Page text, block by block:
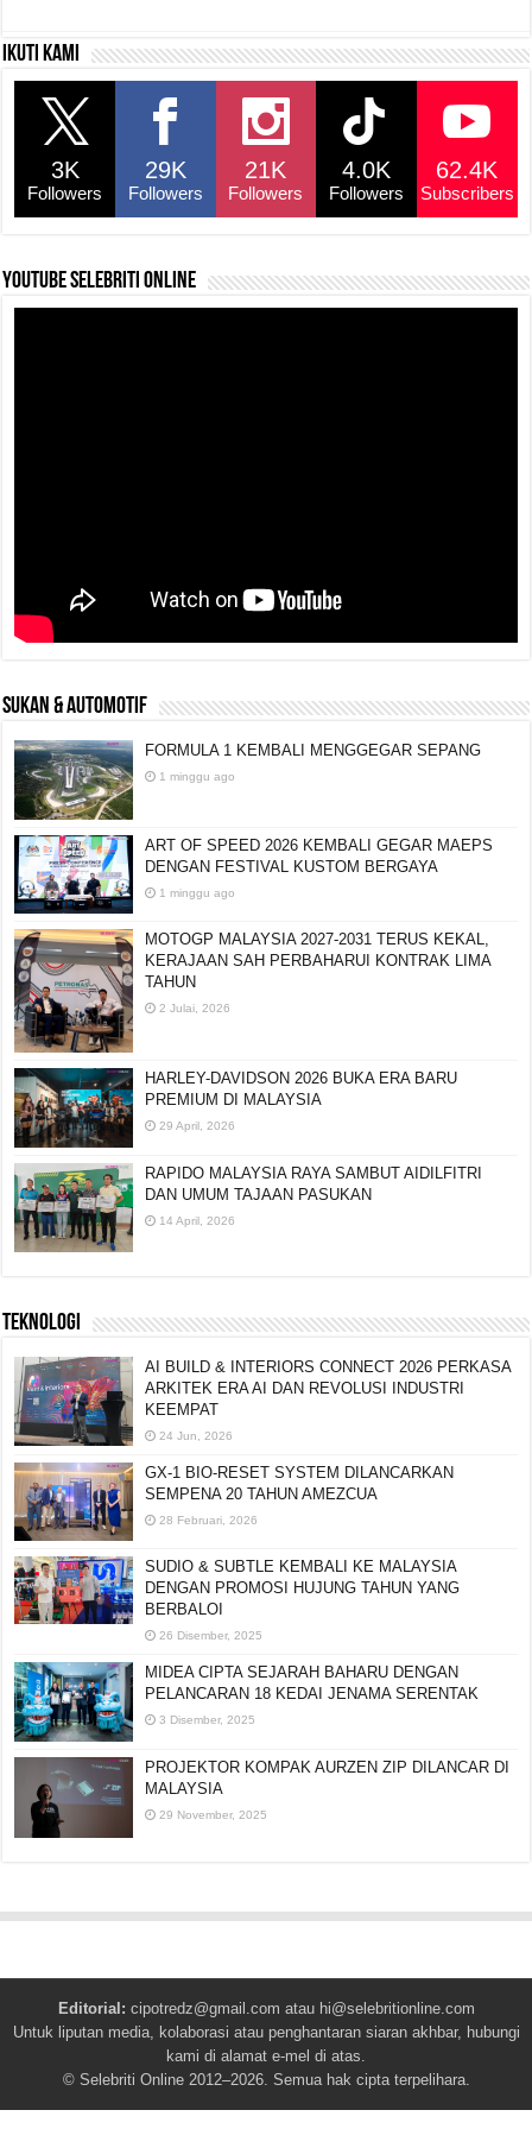
c
e
b
o
o
k
s
p
a
y
Li
n
k
e
Ikuti kami
3K
Followers
29K
Followers
21K
Followers
4.0K
Followers
62.4K
Subscribers
YouTube selebriti online
SUKAN & AUTOMOTIF
FORMULA 1 KEMBALI MENGGEGAR SEPANG
1 minggu ago
ART OF SPEED 2026 KEMBALI GEGAR MAEPS
DENGAN FESTIVAL KUSTOM BERGAYA
1 minggu ago
MOTOGP MALAYSIA 2027-2031 TERUS KEKAL,
KERAJAAN SAH PERBAHARUI KONTRAK LIMA
TAHUN
2 Julai, 2026
HARLEY-DAVIDSON 2026 BUKA ERA BARU
PREMIUM DI MALAYSIA
29 April, 2026
RAPIDO MALAYSIA RAYA SAMBUT AIDILFITRI
DAN UMUM TAJAAN PASUKAN
14 April, 2026
TEKNOLOGI
AI BUILD & INTERIORS CONNECT 2026 PERKASA
ARKITEK ERA AI DAN REVOLUSI INDUSTRI
KEEMPAT
24 Jun, 2026
GX-1 BIO-RESET SYSTEM DILANCARKAN
SEMPENA 20 TAHUN AMEZCUA
28 Februari, 2026
SUDIO & SUBTLE KEMBALI KE MALAYSIA
DENGAN PROMOSI HUJUNG TAHUN YANG
BERBALOI
26 Disember, 2025
MIDEA CIPTA SEJARAH BAHARU DENGAN
PELANCARAN 18 KEDAI JENAMA SERENTAK
3 Disember, 2025
PROJEKTOR KOMPAK AURZEN ZIP DILANCAR DI
MALAYSIA
29 November, 2025
Editorial: cipotredz@gmail.com atau hi@selebritionline.com
Untuk liputan media, kolaborasi atau penghantaran siaran akhbar, hubungi
kami di alamat e-mel di atas.
© Selebriti Online 2012–2026. Semua hak cipta terpelihara.